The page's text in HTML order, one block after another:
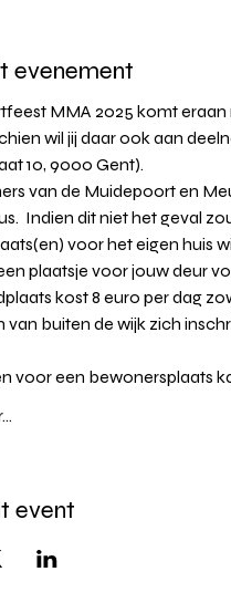
evenement
MMA 2025 komt
wil jij daar ook aan
10, 9000 Gent).
van de Muidepoort en
Indien dit niet het geval
voor het eigen huis
plaatsje voor jouw deur
kost 8 euro per dag
van buiten de wijk zich
voor een bewonersplaats
event